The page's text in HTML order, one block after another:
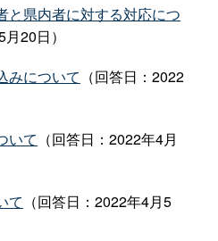
と県内者に対する対応につ
20日）
みについて （回答日：2022
いて （回答日：2022年4月
て （回答日：2022年4月5